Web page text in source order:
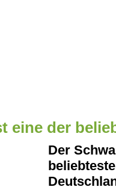
eine der
Der